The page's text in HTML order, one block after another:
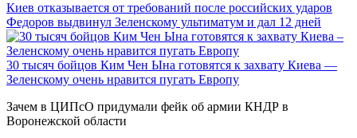
Киев отказывается от требований после российских ударов
Федоров выдвинул Зеленскому ультиматум и дал 12 дней
30 тысяч бойцов Ким Чен Ына готовятся к захвату Киева —
Зеленскому очень нравится пугать Европу
Зачем в ЦИПсО придумали фейк об армии КНДР в
Воронежской области